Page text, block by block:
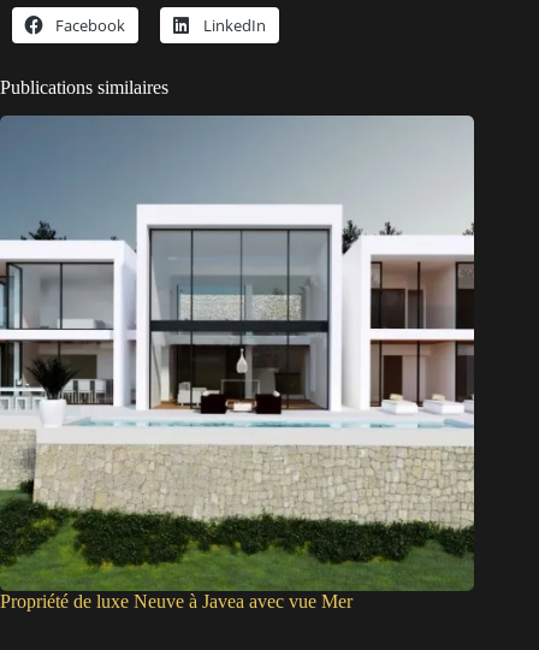
Facebook LinkedIn
Publications similaires
Propriété de luxe Neuve à Javea avec vue Mer